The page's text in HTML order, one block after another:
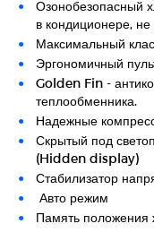
Озонобезопасный
в кондиционере,
Максимальный
Эргономичный
Golden Fin -
теплообменника.
Надежные
Скрытый под
(Hidden display)
Стабилизатор
Авто режим
Память положения